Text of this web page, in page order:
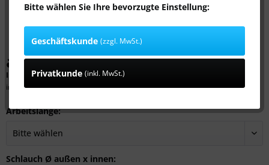
ab 25,89 € *
Inhalt: 3 Meter (8,63 € * / 1 Meter)
inkl. MwSt.zzgl. Versandkosten
Arbeitslänge:
Schlauch Ø außen x innen:
Bitte wählen Sie Ihre bevorzugte Einstellung:
Geschäftskunde (zzgl. MwSt.)
Privatkunde (inkl. MwSt.)